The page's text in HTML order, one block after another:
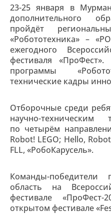
23-25 января в
дополнительного
пройдёт
«Робототехника» –
ежегодного
фестиваля
программы
технические кадры
Отборочные среди
научно-техническим
по четырём
Robot! LEGO; Hello,
FLL, «РобоКарусель».
Команды-победители
область на
фестивале «ПроФест-
открытом фестивале